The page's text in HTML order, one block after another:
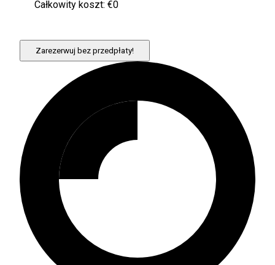
Całkowity koszt: €0
Zarezerwuj bez przedpłaty!